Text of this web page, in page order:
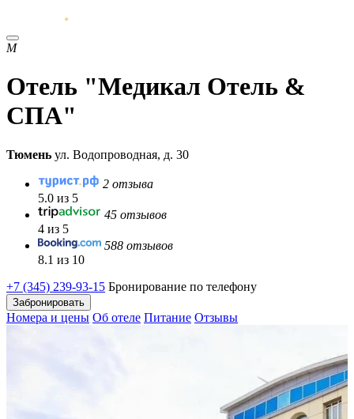
М
Отель "Медикал Отель &
СПА"
Тюмень ул. Водопроводная, д. 30
2 отзыва
5.0 из 5
45 отзывов
4 из 5
588 отзывов
8.1 из 10
+7 (345) 239-93-15 Бронирование по телефону
Забронировать
Номера и цены Об отеле Питание Отзывы